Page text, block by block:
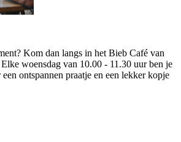
Kom dan langs in het Bieb Café van
woensdag van 10.00 - 11.30 uur ben je
ontspannen praatje en een lekker kopje